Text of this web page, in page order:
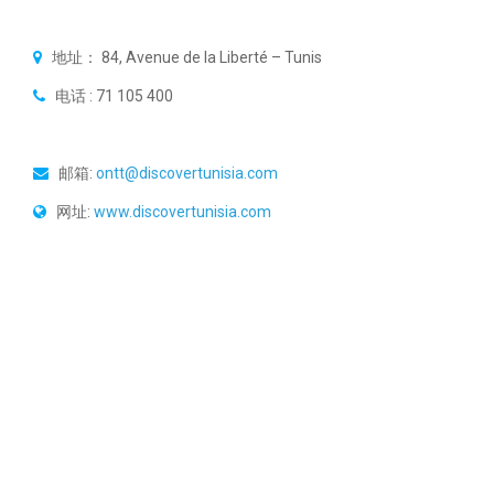
地址： 84, Avenue de la Liberté – Tunis
电话 : 71 105 400
邮箱: ontt@discovertunisia.com
网址: www.discovertunisia.com